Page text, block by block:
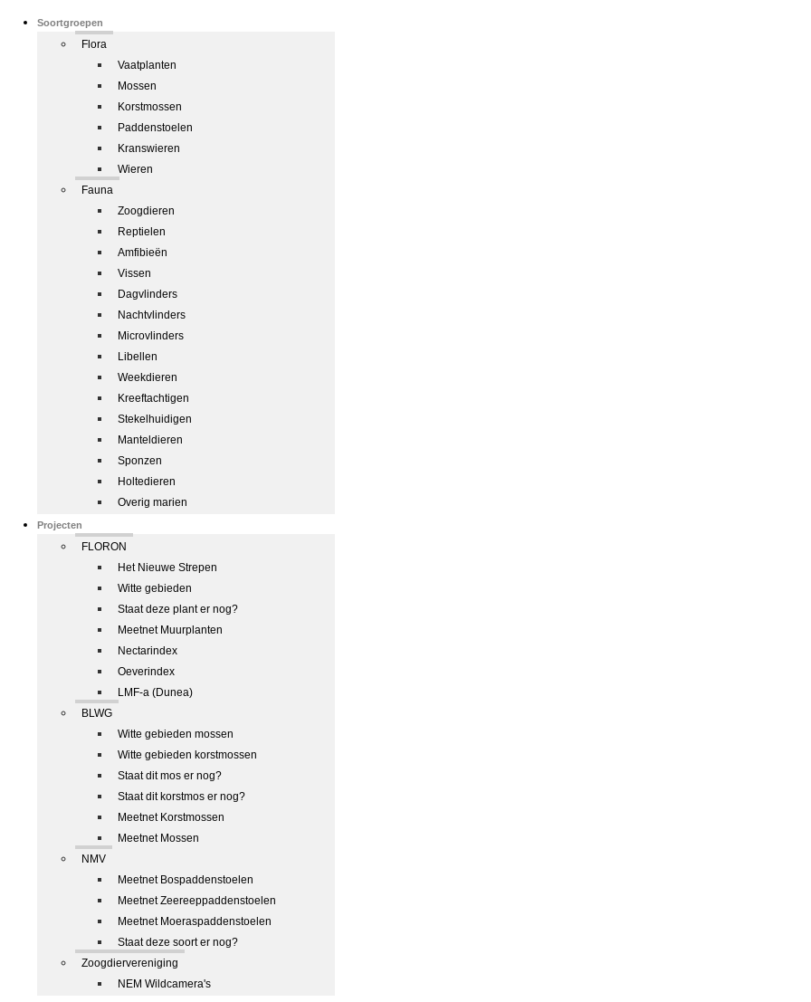
Soortgroepen
Flora
Vaatplanten
Mossen
Korstmossen
Paddenstoelen
Kranswieren
Wieren
Fauna
Zoogdieren
Reptielen
Amfibieën
Vissen
Dagvlinders
Nachtvlinders
Microvlinders
Libellen
Weekdieren
Kreeftachtigen
Stekelhuidigen
Manteldieren
Sponzen
Holtedieren
Overig marien
Projecten
FLORON
Het Nieuwe Strepen
Witte gebieden
Staat deze plant er nog?
Meetnet Muurplanten
Nectarindex
Oeverindex
LMF-a (Dunea)
BLWG
Witte gebieden mossen
Witte gebieden korstmossen
Staat dit mos er nog?
Staat dit korstmos er nog?
Meetnet Korstmossen
Meetnet Mossen
NMV
Meetnet Bospaddenstoelen
Meetnet Zeereeppaddenstoelen
Meetnet Moeraspaddenstoelen
Staat deze soort er nog?
Zoogdiervereniging
NEM Wildcamera's